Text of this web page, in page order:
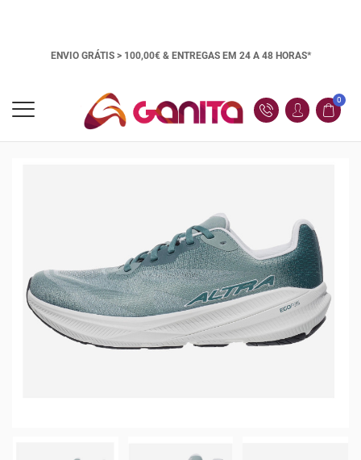
ENVIO GRÁTIS > 100,00€ & ENTREGAS EM 24 A 48 HORAS*
0